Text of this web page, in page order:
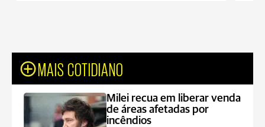
MAIS COTIDIANO
Milei recua em liberar venda
de áreas afetadas por
incêndios